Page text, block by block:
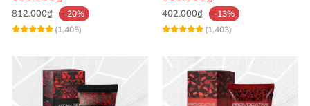
812.000₫
-20%
(1,405)
402.000₫
-13%
(1,403)